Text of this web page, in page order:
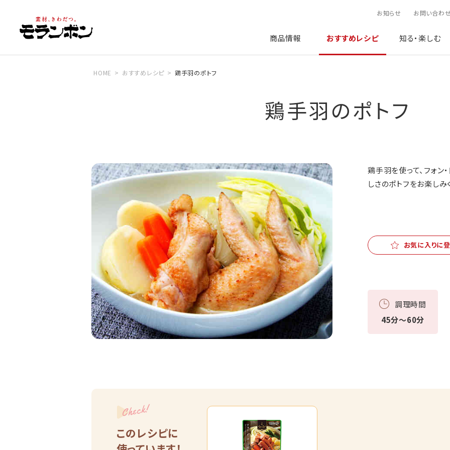
お知らせ お問い合わ
商品情報 おすすめレシピ 知る・楽しむ
HOME おすすめレシピ 鶏手羽のポトフ
鶏手羽のポトフ
鶏手羽を使って、フォン
しさのポトフをお楽しみ
お気に入りに
調理時間
45分～60分
Check!
このレシピに